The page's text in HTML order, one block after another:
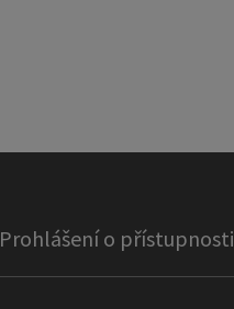
Prohlášení o přístupnosti